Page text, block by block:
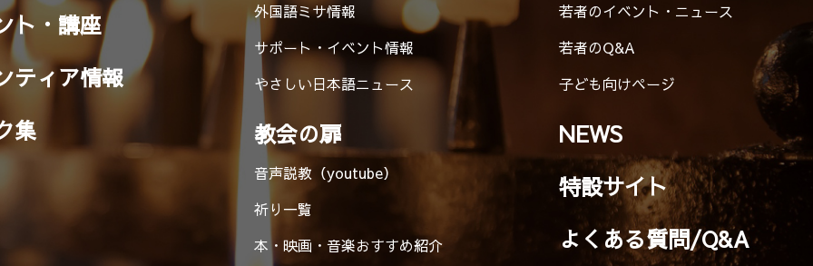
ト・講座
ティア情報
集
外国語ミサ情報
サポート・イベント情報
やさしい日本語ニュース
教会の扉
音声説教（youtube）
祈り一覧
本・映画・音楽おすすめ紹介
若者のイベント・ニュース
若者のQ&A
子ども向けページ
NEWS
特設サイト
よくある質問/Q&A